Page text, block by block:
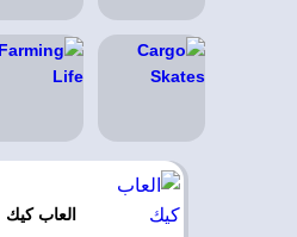
العاب كيك